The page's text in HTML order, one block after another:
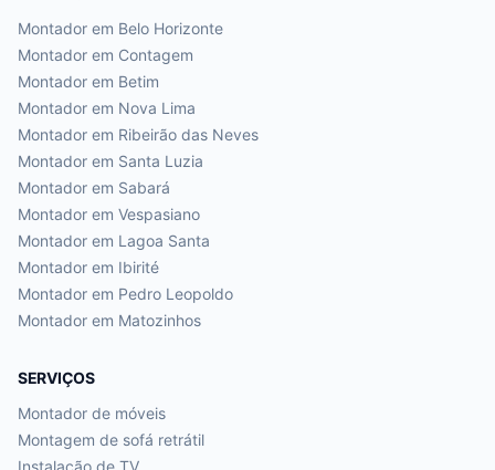
Montador em Belo Horizonte
Montador em Contagem
Montador em Betim
Montador em Nova Lima
Montador em Ribeirão das Neves
Montador em Santa Luzia
Montador em Sabará
Montador em Vespasiano
Montador em Lagoa Santa
Montador em Ibirité
Montador em Pedro Leopoldo
Montador em Matozinhos
SERVIÇOS
Montador de móveis
Montagem de sofá retrátil
Instalação de TV